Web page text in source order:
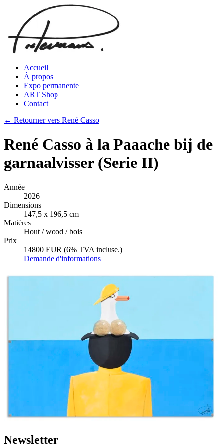
Accueil
À propos
Expo permanente
ART Shop
Contact
← Retourner vers René Casso
René Casso à la Paaache bij de
garnaalvisser (Serie II)
Année
2026
Dimensions
147,5 x 196,5 cm
Matières
Hout / wood / bois
Prix
14800 EUR (6% TVA incluse.)
Demande d'informations
Newsletter